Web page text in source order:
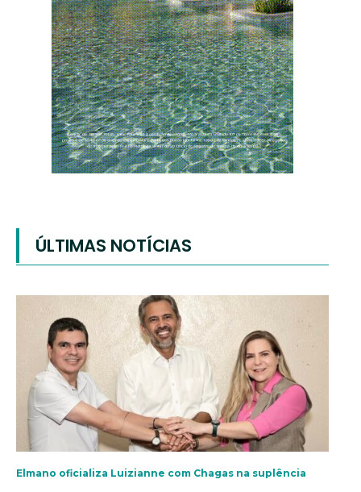
ÚLTIMAS NOTÍCIAS
Elmano oficializa Luizianne com Chagas na suplência